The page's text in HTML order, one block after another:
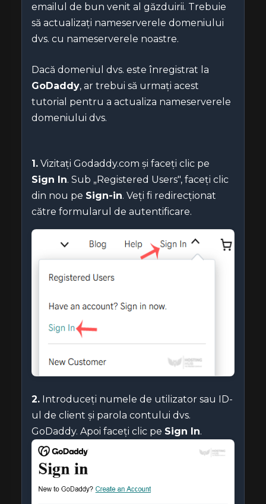
emailul de bun venit al găzduirii. Trebuie
să actualizați nameserverele domeniului
dvs. cu nameserverele noastre.
Dacă domeniul dvs. este înregistrat la
GoDaddy, ar trebui să urmați acest
tutorial pentru a actualiza nameserverele
domeniului dvs.
1. Vizitați Godaddy.com și faceți clic pe
Sign In. Sub „Registered Users", faceți clic
din nou pe Sign-in. Veți fi redirecționat
către formularul de autentificare.
2. Introduceți numele de utilizator sau ID-
ul de client și parola contului dvs.
GoDaddy. Apoi faceți clic pe Sign In.